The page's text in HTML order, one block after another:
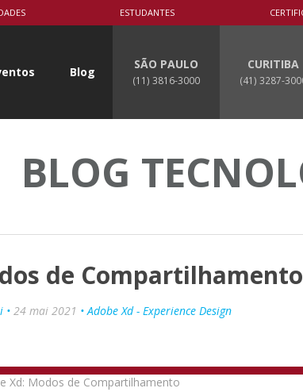
ESTUDANTES
Blog
SÃO PAULO
(11) 3816-3000
CURITIBA
(41) 3287-
BLOG
de Compartilhamento
• 24 mai 2021 • Adobe Xd - Experience Design